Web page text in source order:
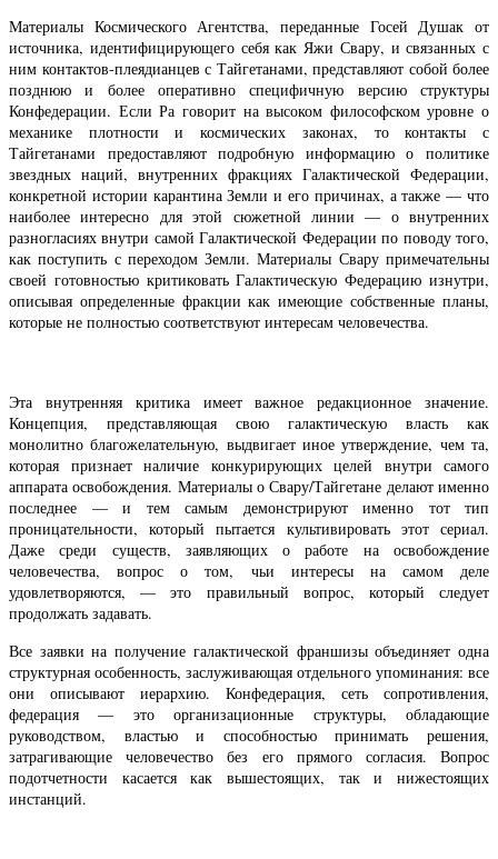
Материалы Космического Агентства, переданные Госей Душак от
источника, идентифицирующего себя как Яжи Свару, и связанных с
ним контактов-плеядианцев с Тайгетанами, представляют собой более
позднюю и более оперативно специфичную версию структуры
Конфедерации. Если Ра говорит на высоком философском уровне о
механике плотности и космических законах, то контакты с
Тайгетанами предоставляют подробную информацию о политике
звездных наций, внутренних фракциях Галактической Федерации,
конкретной истории карантина Земли и его причинах, а также — что
наиболее интересно для этой сюжетной линии — о внутренних
разногласиях внутри самой Галактической Федерации по поводу того,
как поступить с переходом Земли. Материалы Свару примечательны
своей готовностью критиковать Галактическую Федерацию изнутри,
описывая определенные фракции как имеющие собственные планы,
которые не полностью соответствуют интересам человечества.
Эта внутренняя критика имеет важное редакционное значение.
Концепция, представляющая свою галактическую власть как
монолитно благожелательную, выдвигает иное утверждение, чем та,
которая признает наличие конкурирующих целей внутри самого
аппарата освобождения. Материалы о Свару/Тайгетане делают именно
последнее — и тем самым демонстрируют именно тот тип
проницательности, который пытается культивировать этот сериал.
Даже среди существ, заявляющих о работе на освобождение
человечества, вопрос о том, чьи интересы на самом деле
удовлетворяются, — это правильный вопрос, который следует
продолжать задавать.
Все заявки на получение галактической франшизы объединяет одна
структурная особенность, заслуживающая отдельного упоминания: все
они описывают иерархию. Конфедерация, сеть сопротивления,
федерация — это организационные структуры, обладающие
руководством, властью и способностью принимать решения,
затрагивающие человечество без его прямого согласия. Вопрос
подотчетности касается как вышестоящих, так и нижестоящих
инстанций.